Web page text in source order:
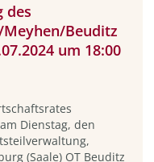
des
Beuditz
um 18:00
Dienstag, den
(Saale) OT Beuditz